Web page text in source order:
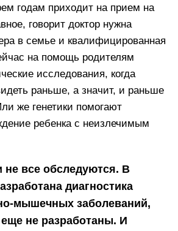
годам приходит на прием на
говорит доктор нужна
в семье и квалифицированная
на помощь родителям
исследования, когда
раньше, а значит, и раньше
же генетики помогают
ребенка с неизлечимым
не все обследуются. В
диагностика
мышечных заболеваний,
не разработаны. И